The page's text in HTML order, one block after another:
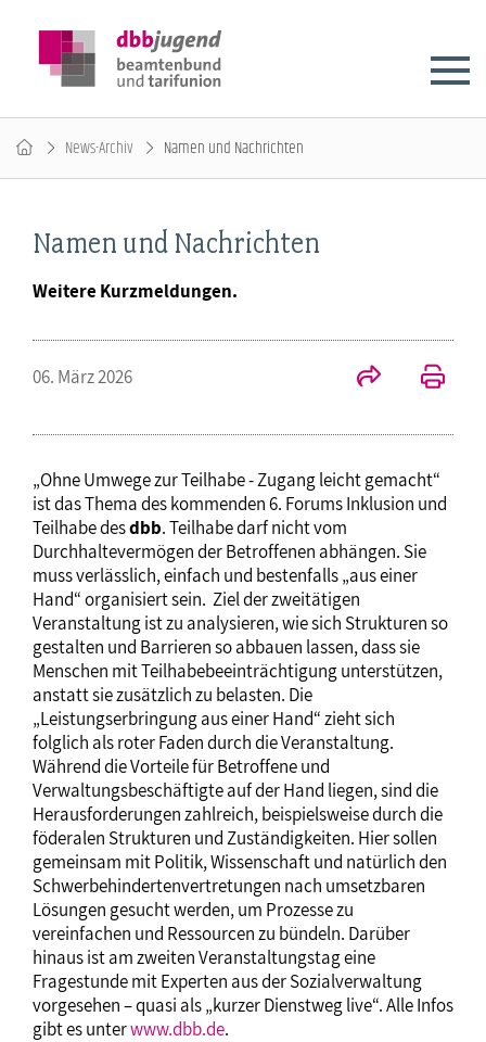
News-Archiv Namen und Nachrichten
Namen und Nachrichten
Weitere Kurzmeldungen.
06. März 2026
„Ohne Umwege zur Teilhabe - Zugang leicht gemacht“
ist das Thema des kommenden 6. Forums Inklusion und
Teilhabe desdbb. Teilhabe darf nicht vom
Durchhaltevermögen der Betroffenen abhängen. Sie
muss verlässlich, einfach und bestenfalls „aus einer
Hand“ organisiert sein. Ziel der zweitätigen
Veranstaltung ist zu analysieren, wie sich Strukturen so
gestalten und Barrieren so abbauen lassen, dass sie
Menschen mit Teilhabebeeinträchtigung unterstützen,
anstatt sie zusätzlich zu belasten. Die
„Leistungserbringung aus einer Hand“ zieht sich
folglich als roter Faden durch die Veranstaltung.
Während die Vorteile für Betroffene und
Verwaltungsbeschäftigte auf der Hand liegen, sind die
Herausforderungen zahlreich, beispielsweise durch die
föderalen Strukturen und Zuständigkeiten. Hier sollen
gemeinsam mit Politik, Wissenschaft und natürlich den
Schwerbehindertenvertretungen nach umsetzbaren
Lösungen gesucht werden, um Prozesse zu
vereinfachen und Ressourcen zu bündeln. Darüber
hinaus ist am zweiten Veranstaltungstag eine
Fragestunde mit Experten aus der Sozialverwaltung
vorgesehen – quasi als „kurzer Dienstweg live“. Alle Infos
gibt es unterwww.dbb.de.